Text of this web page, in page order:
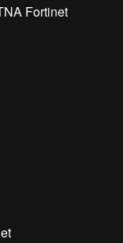
Fortinet